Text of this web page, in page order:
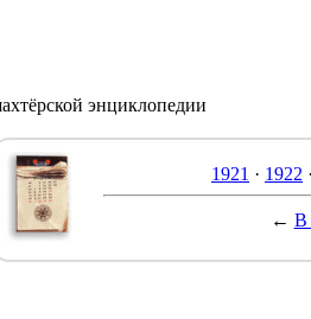
энциклопедии
1921 · 1922 ·
← В